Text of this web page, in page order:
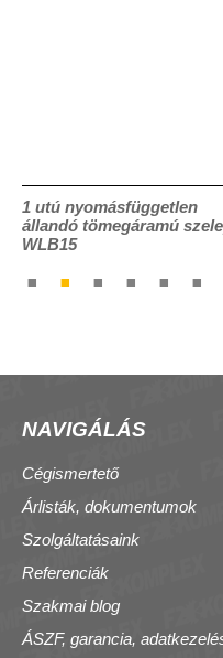
1 utú nyomásfüggetlen
állandó tömegáramú
WLB15
NAVIGÁLÁS
Cégismertető
Árlisták, dokumentumok
Szolgáltatásaink
Referenciák
Szakmai blog
ÁSZF, garancia,